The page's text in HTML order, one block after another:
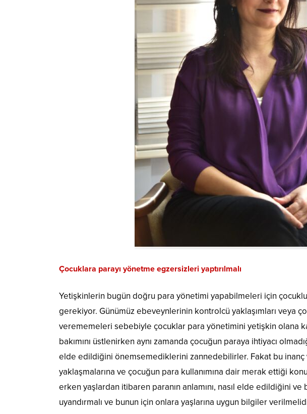
Çocuklara parayı yönetme egzersizleri yaptırılmalı
Yetişkinlerin bugün doğru para yönetimi yapabilmeleri için
gerekiyor. Günümüz ebeveynlerinin kontrolcü yaklaşımları veya
verememeleri sebebiyle çocuklar para yönetimini yetişkin olana
bakımını üstlenirken aynı zamanda çocuğun paraya ihtiyacı
elde edildiğini önemsemediklerini zannedebilirler. Fakat bu inanç
yaklaşmalarına ve çocuğun para kullanımına dair merak ettiği
erken yaşlardan itibaren paranın anlamını, nasıl elde edildiğini
uyandırmalı ve bunun için onlara yaşlarına uygun bilgiler